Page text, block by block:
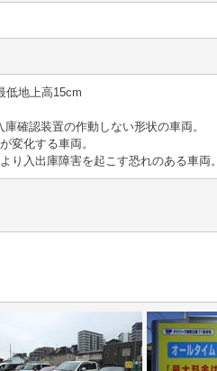
低地上高15cm
確認装置の作動しない形状の車両。
変化する車両。
り入出庫障害を起こす恐れのある車両。